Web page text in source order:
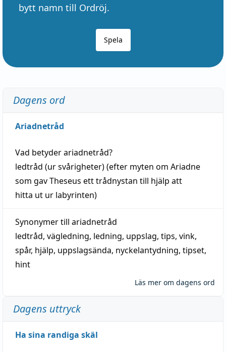
bytt namn till Ordröj.
Spela
Dagens ord
Ariadnetråd
Vad betyderariadnetråd?
ledtråd (ur svårigheter) (efter myten om Ariadne
som gav Theseus ett trådnystan till hjälp att
hitta ut ur labyrinten)
Synonymer till ariadnetråd
ledtråd, vägledning, ledning, uppslag, tips, vink,
spår, hjälp, uppslagsända, nyckelantydning, tipset,
hint
Läs mer om dagens ord
Dagens uttryck
Ha sina randiga skäl